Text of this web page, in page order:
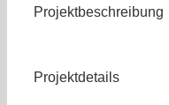
Projektbeschreibung
Projektdetails